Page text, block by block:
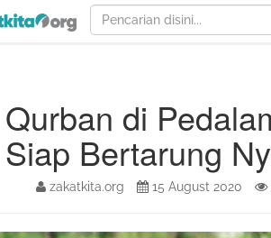
Qurban di
Siap Bertarung
zakatkita.org 15 August 2020